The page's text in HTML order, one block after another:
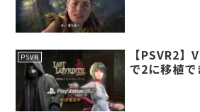
PSVR
【PSVR2
で2に移植で